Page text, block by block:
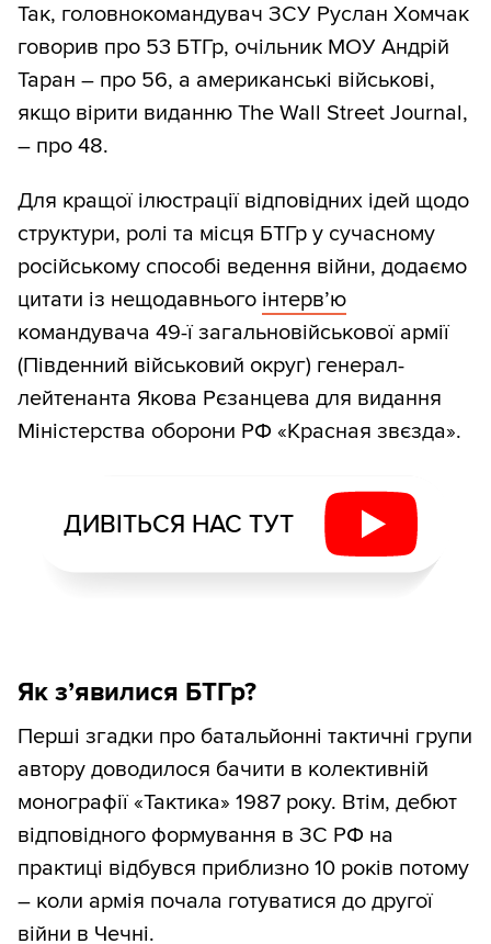
Так, головнокомандувач ЗСУ Руслан Хомчак
говорив про 53 БТГр, очільник МОУ Андрій
Таран – про 56, а американські військові,
якщо вірити виданню The Wall Street Journal,
– про 48.
Для кращої ілюстрації відповідних ідей щодо
структури, ролі та місця БТГр у сучасному
російському способі ведення війни, додаємо
цитати із нещодавнього інтерв’ю
командувача 49-ї загальновійськової армії
(Південний військовий округ) генерал-
лейтенанта Якова Рєзанцева для видання
Міністерства оборони РФ «Красная звєзда».
ДИВІТЬСЯ НАС ТУТ
Як з’явилися БТГр?
Перші згадки про батальйонні тактичні групи
автору доводилося бачити в колективній
монографії «Тактика» 1987 року. Втім, дебют
відповідного формування в ЗС РФ на
практиці відбувся приблизно 10 років потому
– коли армія почала готуватися до другої
війни в Чечні.